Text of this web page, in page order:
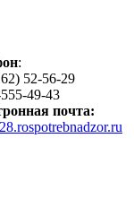
:
52-56-29
49-43
почта: